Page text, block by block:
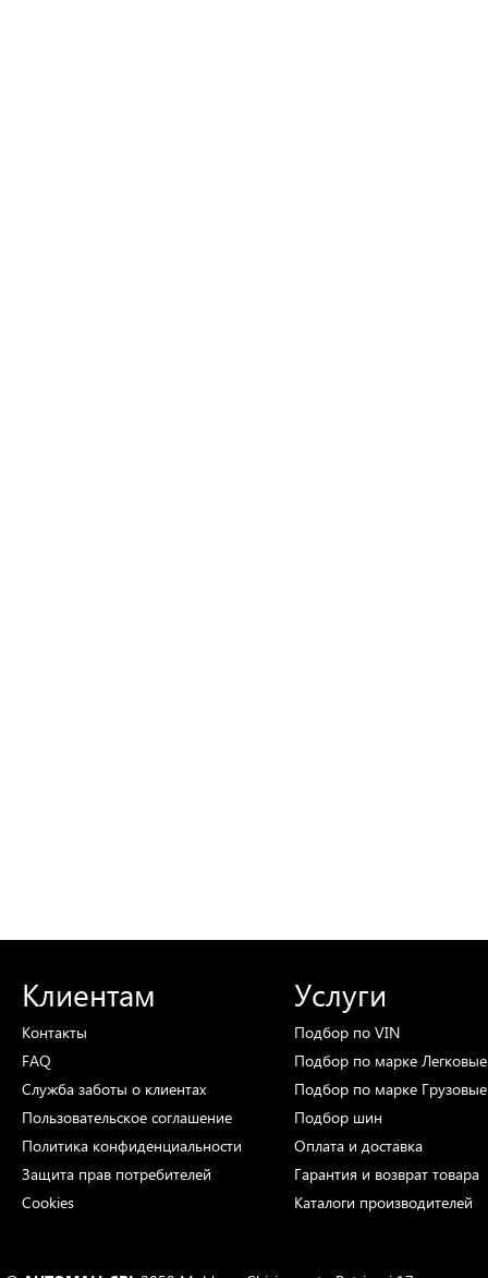
Клиентам
Контакты
FAQ
Служба заботы о клиентах
Пользовательское соглашение
Политика конфиденциальности
Защита прав потребителей
Cookies
Услуги
Подбор по VIN
Подбор по марке
Подбор по марке
Подбор шин
Оплата и доставка
Гарантия и возврат товара
Каталоги производителей